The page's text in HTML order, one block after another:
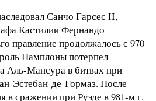
Санчо Гарсес II,
Кастилии Фернандо
правление продолжалось с 970
Памплоны потерпел
Аль-Мансура в битвах при
Эстебан-де-Гормаз. После
в сражении при Руэде в 981-м г.